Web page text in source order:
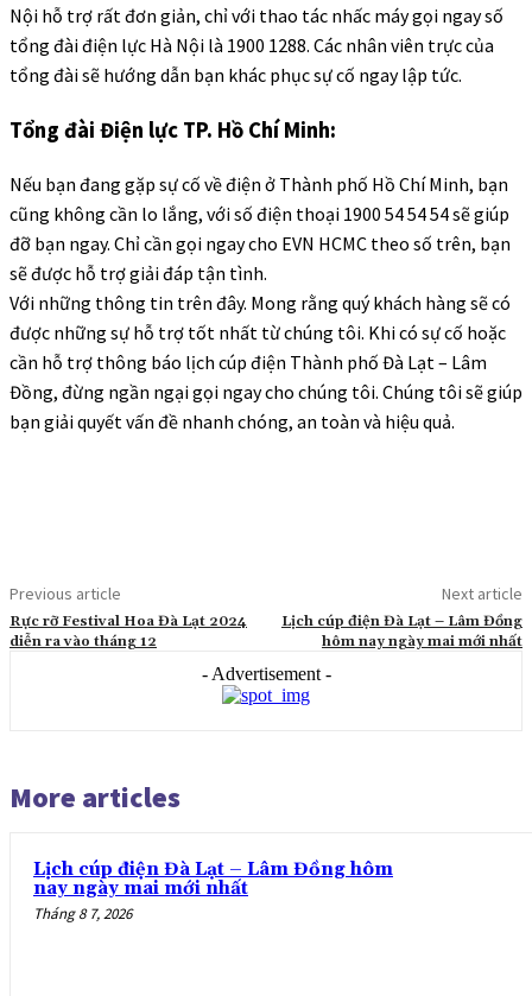
Nội hỗ trợ rất đơn giản, chỉ với thao tác nhấc máy gọi ngay số
tổng đài điện lực Hà Nội là 1900 1288. Các nhân viên trực của
tổng đài sẽ hướng dẫn bạn khác phục sự cố ngay lập tức.
Tổng đài Điện lực TP. Hồ Chí Minh:
Nếu bạn đang gặp sự cố về điện ở Thành phố Hồ Chí Minh, bạn
cũng không cần lo lắng, với số điện thoại 1900 54 54 54 sẽ giúp
đỡ bạn ngay. Chỉ cần gọi ngay cho EVN HCMC theo số trên, bạn
sẽ được hỗ trợ giải đáp tận tình.
Với những thông tin trên đây. Mong rằng quý khách hàng sẽ có
được những sự hỗ trợ tốt nhất từ chúng tôi. Khi có sự cố hoặc
cần hỗ trợ thông báo lịch cúp điện Thành phố Đà Lạt – Lâm
Đồng, đừng ngần ngại gọi ngay cho chúng tôi. Chúng tôi sẽ giúp
bạn giải quyết vấn đề nhanh chóng, an toàn và hiệu quả.
Previous article
Rực rỡ Festival Hoa Đà Lạt 2024
diễn ra vào tháng 12
Next article
Lịch cúp điện Đà Lạt – Lâm Đồng
hôm nay ngày mai mới nhất
- Advertisement -
More articles
Lịch cúp điện Đà Lạt – Lâm Đồng hôm
nay ngày mai mới nhất
Tháng 8 7, 2026